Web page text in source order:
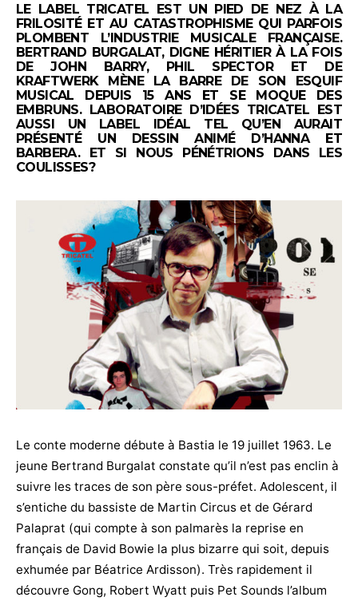
LE LABEL TRICATEL EST UN PIED DE NEZ À LA
FRILOSITÉ ET AU CATASTROPHISME QUI PARFOIS
PLOMBENT L’INDUSTRIE MUSICALE FRANÇAISE.
BERTRAND BURGALAT, DIGNE HÉRITIER À LA FOIS
DE JOHN BARRY, PHIL SPECTOR ET DE
KRAFTWERK MÈNE LA BARRE DE SON ESQUIF
MUSICAL DEPUIS 15 ANS ET SE MOQUE DES
EMBRUNS. LABORATOIRE D’IDÉES TRICATEL EST
AUSSI UN LABEL IDÉAL TEL QU’EN AURAIT
PRÉSENTÉ UN DESSIN ANIMÉ D’HANNA ET
BARBERA. ET SI NOUS PÉNÉTRIONS DANS LES
COULISSES?
Le conte moderne débute à Bastia le 19 juillet 1963. Le
jeune Bertrand Burgalat constate qu’il n’est pas enclin à
suivre les traces de son père sous-préfet. Adolescent, il
s’entiche du bassiste de Martin Circus et de Gérard
Palaprat (qui compte à son palmarès la reprise en
français de David Bowie la plus bizarre qui soit, depuis
exhumée par Béatrice Ardisson). Très rapidement il
découvre Gong, Robert Wyatt puis Pet Sounds l’album